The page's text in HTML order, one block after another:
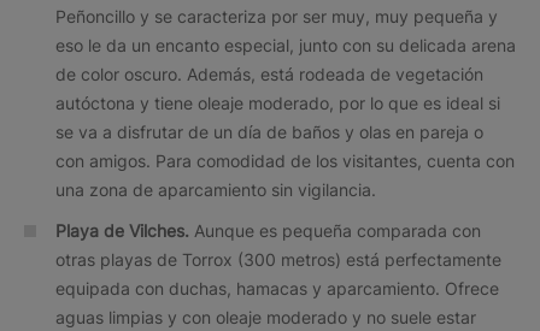
Peñoncillo y se caracteriza por ser muy, muy pequeña y
eso le da un encanto especial, junto con su delicada arena
de color oscuro. Además, está rodeada de vegetación
autóctona y tiene oleaje moderado, por lo que es ideal si
se va a disfrutar de un día de baños y olas en pareja o
con amigos. Para comodidad de los visitantes, cuenta con
una zona de aparcamiento sin vigilancia.
Playa de Vilches. Aunque es pequeña comparada con
otras playas de Torrox (300 metros) está perfectamente
equipada con duchas, hamacas y aparcamiento. Ofrece
aguas limpias y con oleaje moderado y no suele estar